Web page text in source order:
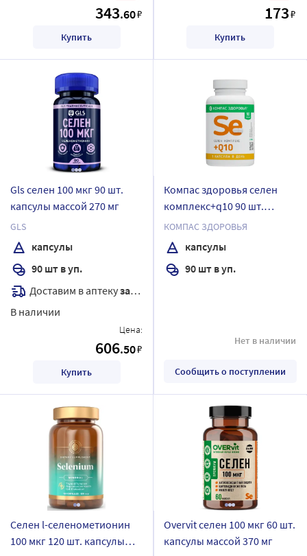
343.60₽
Купить
173₽
Купить
Gls селен 100 мкг 90 шт.
капсулы массой 270 мг
GLS
капсулы
90 шт в уп.
Доставим в аптекузавтра
В наличии
Цена:
606.50₽
Купить
Компас здоровья селен
комплекс+q10 90 шт.
капсулы массой 210 мг
КОМПАС ЗДОРОВЬЯ
капсулы
90 шт в уп.
Нет в наличии
Сообщить о поступлении
Селен l-селенометионин
100 мкг 120 шт. капсулы
Overvit селен 100 мкг 60 шт.
капсулы массой 370 мг